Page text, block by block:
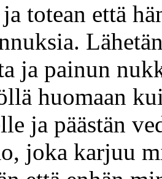
totean että
ja painun
huomaan
ja päästän
joka karjuu